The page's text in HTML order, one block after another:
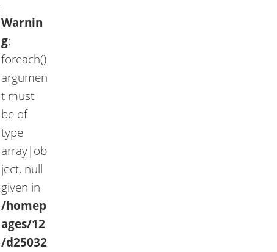
Warnin
g:
foreach()
argumen
t must
be of
type
array|ob
ject, null
given in
/homep
ages/12
/d25032